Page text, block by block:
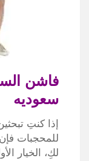
فاشن
سعوديه
إذا كنتِ
للمحجبات
لكِ، الخيار